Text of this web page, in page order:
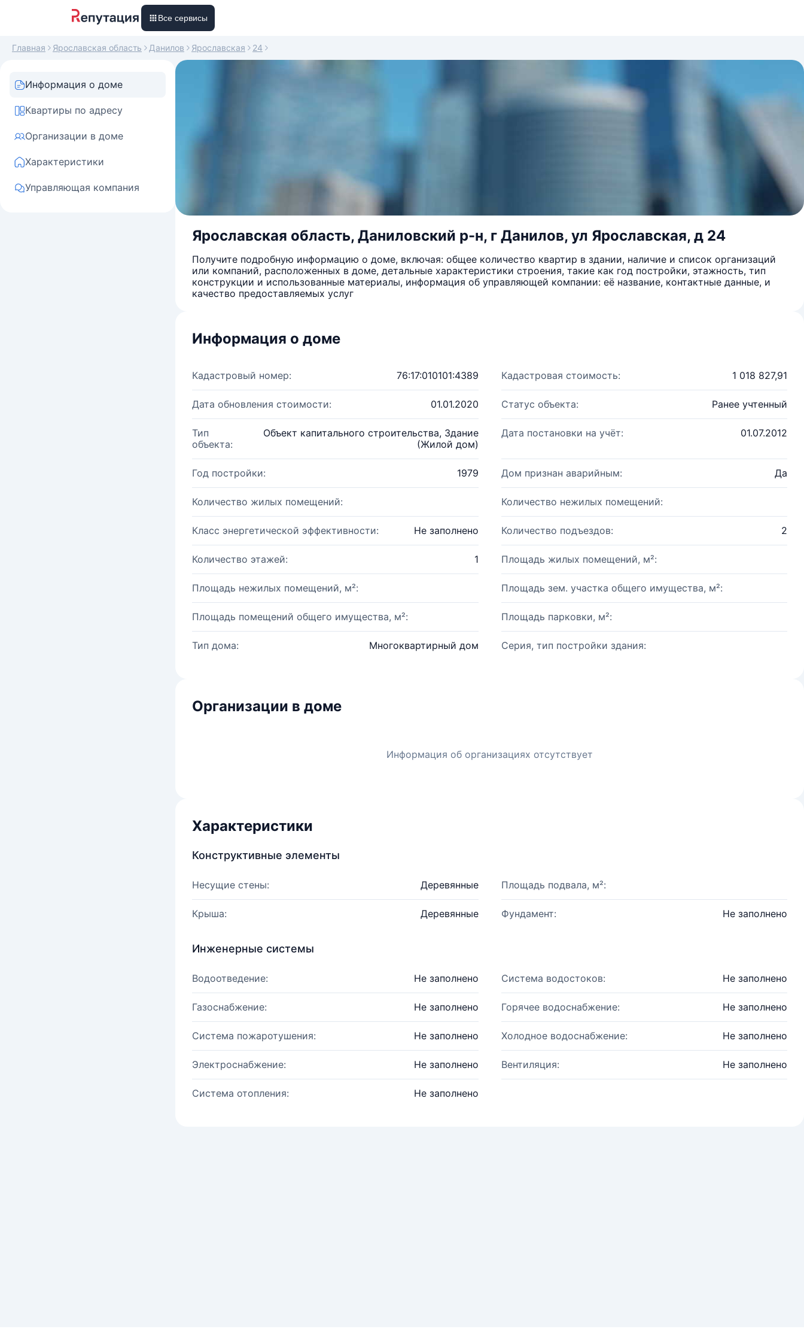
Все сервисы
Главная Ярославская область Данилов Ярославская 24
Информация о доме
Квартиры по адресу
Организации в доме
Характеристики
Управляющая компания
Ярославская область, Даниловский р-н, г Данилов, ул Ярославская, д 24
Получите подробную информацию о доме, включая: общее количество квартир в здании, наличие и список организаций
или компаний, расположенных в доме, детальные характеристики строения, такие как год постройки, этажность, тип
конструкции и использованные материалы, информация об управляющей компании: её название, контактные данные, и
качество предоставляемых услуг
Информация о доме
Кадастровый номер: 76:17:010101:4389 Кадастровая стоимость: 1 018 827,91
Дата обновления стоимости: 01.01.2020 Статус объекта: Ранее учтенный
Тип
объекта:
Объект капитального строительства, Здание
(Жилой дом)
Дата постановки на учёт: 01.07.2012
Год постройки: 1979 Дом признан аварийным: Да
Количество жилых помещений: Количество нежилых помещений:
Класс энергетической эффективности: Не заполнено Количество подъездов: 2
Количество этажей: 1 Площадь жилых помещений, м²:
Площадь нежилых помещений, м²: Площадь зем. участка общего имущества, м²:
Площадь помещений общего имущества, м²: Площадь парковки, м²:
Тип дома: Многоквартирный дом Серия, тип постройки здания:
Организации в доме
Информация об организациях отсутствует
Характеристики
Конструктивные элементы
Несущие стены: Деревянные Площадь подвала, м²:
Крыша: Деревянные Фундамент: Не заполнено
Инженерные системы
Водоотведение: Не заполнено Система водостоков: Не заполнено
Газоснабжение: Не заполнено Горячее водоснабжение: Не заполнено
Система пожаротушения: Не заполнено Холодное водоснабжение: Не заполнено
Электроснабжение: Не заполнено Вентиляция: Не заполнено
Система отопления: Не заполнено